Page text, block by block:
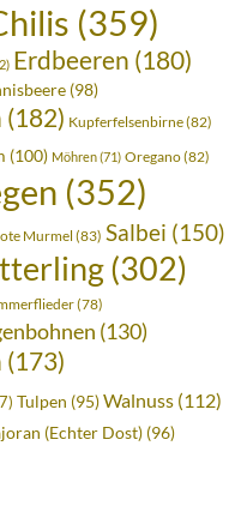
(359)
Erdbeeren (180)
(98)
(182) Kupferfelsenbirne(82)
(100) Möhren(71) Oregano(82)
(352)
Murmel (83) Salbei (150)
(302)
(78)
(130)
(173)
Tulpen (95)Walnuss (112)
(Echter Dost) (96)